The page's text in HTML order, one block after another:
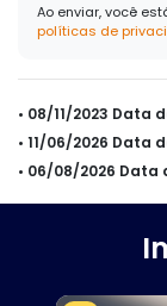
Ao enviar, você
políticas de
• 08/11/2023 Data
• 11/06/2026 Data
• 06/08/2026